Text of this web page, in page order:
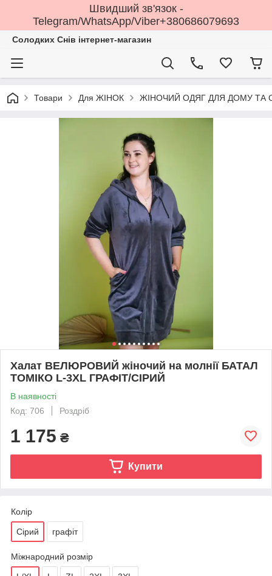
Швидший зв'язок -
Telegram/WhatsApp/Viber+380686079693
Солодких Снів інтернет-магазин
Товари Для ЖІНОК ЖІНОЧИЙ ОДЯГ ДЛЯ ДОМУ ТА
Халат ВЕЛЮРОВИЙ жіночий на молнії БАТАЛ
ТОМІКО L-3XL ГРАФІТ/СІРИЙ
В наявності
Код: 706
Роздріб
1 175 ₴
Купити
Колір
Сірий графіт
Міжнародний розмір